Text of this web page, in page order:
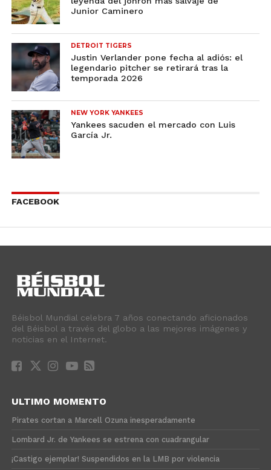
Junior Caminero
DETROIT TIGERS
Justin Verlander pone fecha al adiós: el
legendario pitcher se retirará tras la
temporada 2026
NEW YORK YANKEES
Yankees sacuden el mercado con Luis
García Jr.
FACEBOOK
Béisbol Mundial celebra 7 años conectando aficionados
del Béisbol a través del globo a las mejores imágenes y
noticias en el Internet.
ULTIMO MOMENTO
Pirates cortan a Marcell Ozuna inesperadamente
Lombard Jr. de Yankees se estrena con cuadrangular
¡Castigo ejemplar! Suspendidos en la LMB por violencia